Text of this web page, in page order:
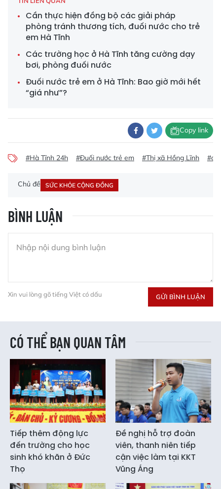
Cần thực hiện đồng bộ các giải pháp
phòng tránh thương tích, đuối nước cho trẻ
em Hà Tĩnh
Các trường học ở Hà Tĩnh tăng cường dạy
bơi, phòng đuối nước
Đuối nước trẻ em ở Hà Tĩnh: Bao giờ mới hết
“giá như”?
Copy link
#Hà Tĩnh 24h #Đuối nước trẻ em #Thị xã Hồng Lĩnh
Chủ đề SỨC KHỎE CỘNG ĐỒNG
BÌNH LUẬN
Xin vui lòng gõ tiếng Việt có dấu GỬI BÌNH LUẬN
CÓ THỂ BẠN QUAN TÂM
Tiếp thêm động lực
đến trường cho học
sinh khó khăn ở Đức
Thọ
Đề nghị hỗ trợ đoàn
viên, thanh niên tiếp
cận việc làm tại KKT
Vũng Áng